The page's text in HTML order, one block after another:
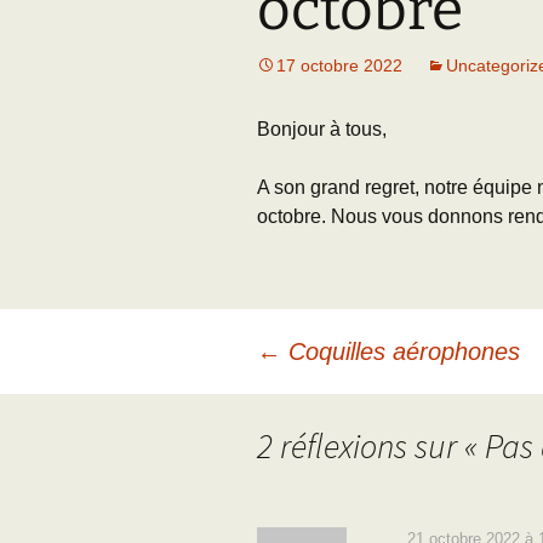
Paléo
17 octobre 2022
Bonjour à tous,
A son grand regret, notre équipe
octobre. Nous vous donnons
Navigation
← Coquilles aérophones
2 réflexions sur «
21 octobre 2022 à